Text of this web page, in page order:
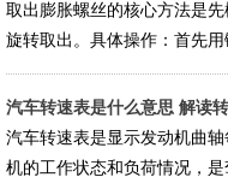
取出膨胀螺丝的核心方法是
旋转取出。具体操作：首先
汽车转速表是什么意思 解读
汽车转速表是显示发动机曲
机的工作状态和负荷情况，